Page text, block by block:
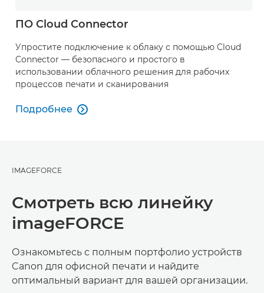
ПО Cloud Connector
Упростите подключение к облаку с помощью Cloud
Connector — безопасного и простого в
использовании облачного решения для рабочих
процессов печати и сканирования
Подробнее
Подробнее

IMAGEFORCE
Смотреть всю линейку
imageFORCE
Ознакомьтесь с полным портфолио устройств
Canon для офисной печати и найдите
оптимальный вариант для вашей организации.